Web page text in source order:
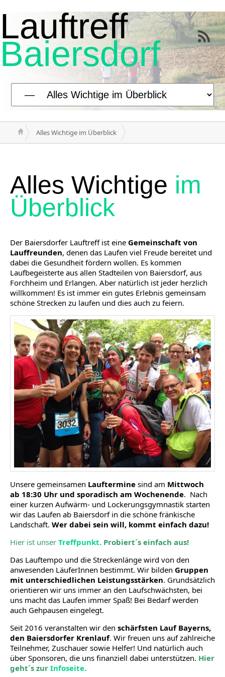
Lauftreff
Baiersdorf
Alles Wichtige im Überblick
Alles Wichtige im
Überblick
Der Baiersdorfer Lauftreff ist eine Gemeinschaft von
Lauffreunden, denen das Laufen viel Freude bereitet und
dabei die Gesundheit fördern wollen. Es kommen
Laufbegeisterte aus allen Stadteilen von Baiersdorf, aus
Forchheim und Erlangen. Aber natürlich ist jeder herzlich
willkommen! Es ist immer ein gutes Erlebnis gemeinsam
schöne Strecken zu laufen und dies auch zu feiern.
Unsere gemeinsamen Lauftermine sind am Mittwoch
ab 18:30 Uhr und sporadisch am Wochenende. Nach
einer kurzen Aufwärm- und Lockerungsgymnastik starten
wir das Laufen ab Baiersdorf in die schöne fränkische
Landschaft. Wer dabei sein will, kommt einfach dazu!
Hier ist unser Treffpunkt. Probiert´s einfach aus!
Das Lauftempo und die Streckenlänge wird von den
anwesenden LäuferInnen bestimmt. Wir bilden Gruppen
mit unterschiedlichen Leistungsstärken. Grundsätzlich
orientieren wir uns immer an den Laufschwächsten, bei
uns macht das Laufen immer Spaß! Bei Bedarf werden
auch Gehpausen eingelegt.
Seit 2016 veranstalten wir den schärfsten Lauf Bayerns,
den Baiersdorfer Krenlauf. Wir freuen uns auf zahlreiche
Teilnehmer, Zuschauer sowie Helfer! Und natürlich auch
über Sponsoren, die uns finanziell dabei unterstützen. Hier
geht´s zur Infoseite.